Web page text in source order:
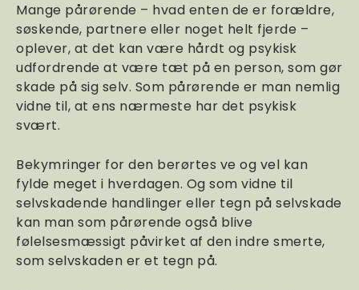
Mange pårørende – hvad enten de er forældre,
søskende, partnere eller noget helt fjerde –
oplever, at det kan være hårdt og psykisk
udfordrende at være tæt på en person, som gør
skade på sig selv. Som pårørende er man nemlig
vidne til, at ens nærmeste har det psykisk
svært.
Bekymringer for den berørtes ve og vel kan
fylde meget i hverdagen. Og som vidne til
selvskadende handlinger eller tegn på selvskade
kan man som pårørende også blive
følelsesmæssigt påvirket af den indre smerte,
som selvskaden er et tegn på.